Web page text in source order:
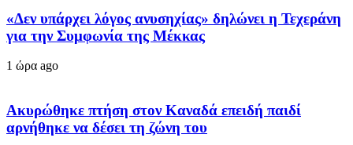
«Δεν υπάρχει λόγος ανυσηχίας» δηλώνει η Τεχεράνη
για την Συμφωνία της Μέκκας
1 ώρα ago
Ακυρώθηκε πτήση στον Καναδά επειδή παιδί
αρνήθηκε να δέσει τη ζώνη του